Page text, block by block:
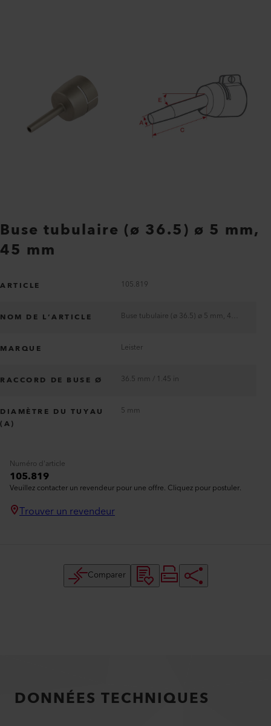
Buse tubulaire (ø 36.5) ø 5 mm,
45 mm
ARTICLE 105.819
NOM DE L’ARTICLE
MARQUE Leister
RACCORD DE BUSE Ø 36.5 mm / 1.45 in
DIAMÈTRE DU TUYAU
(A)
5 mm
Numéro d'article
105.819
Veuillez contacter un revendeur pour une offre. Cliquez pour postuler.
Trouver un revendeur
Comparer
DONNÉES TECHNIQUES